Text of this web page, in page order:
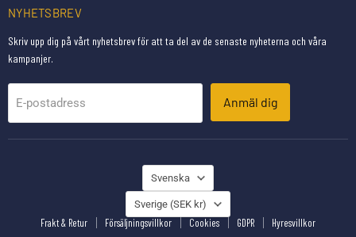
NYHETSBREV
Skriv upp dig på vårt nyhetsbrev för att ta del av de senaste nyheterna och våra
kampanjer.
E-postadress Anmäl dig
SPRÅK
Svenska
LAND
Sverige (SEK kr)
Frakt & Retur Försäljningsvillkor Cookies GDPR Hyresvillkor